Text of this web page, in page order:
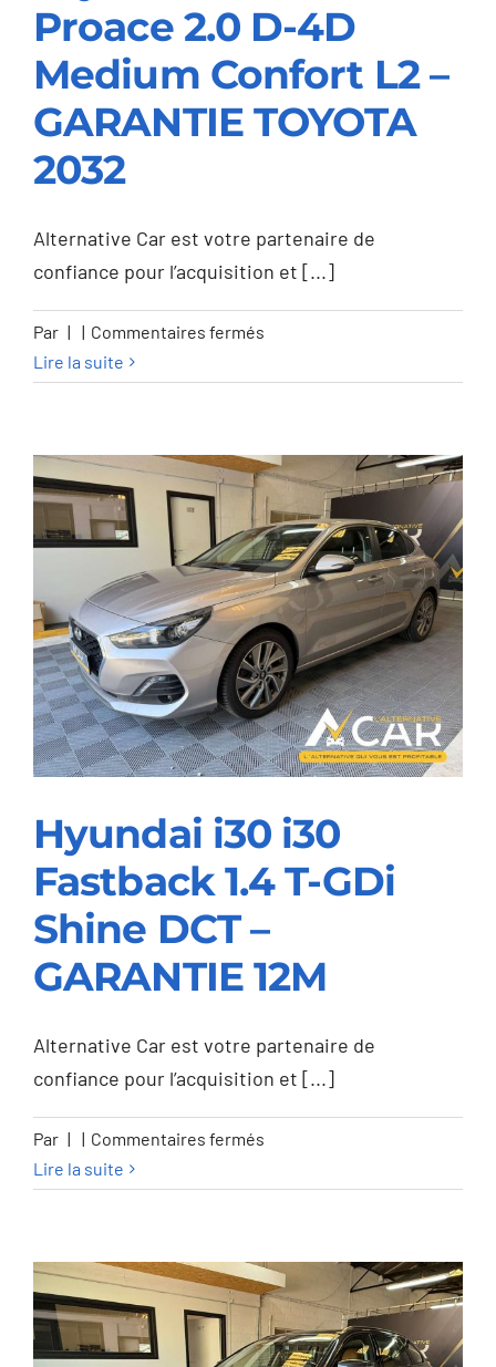
Toyota Proace Proace
2.0 D-4D Medium
Confort L2 –
GARANTIE TOYOTA
Proace 2.0 D-4D
Medium Confort L2 –
GARANTIE TOYOTA
2032
Alternative Car est votre partenaire de
confiance pour l’acquisition et [...]
Par | | Commentaires fermés
Proace
2.0
D-
4D
Medium
Confort
L2
–
GARANTIE
TOYOTA
2032
Lire la suite
Hyundai i30 i30
Fastback 1.4 T-GDi
Shine DCT –
Hyundai i30 i30
Fastback 1.4 T-GDi
Shine DCT –
GARANTIE 12M
Alternative Car est votre partenaire de
confiance pour l’acquisition et [...]
Par | | Commentaires fermés
i30
Fastback
1.4
T-
GDi
Lire la suite